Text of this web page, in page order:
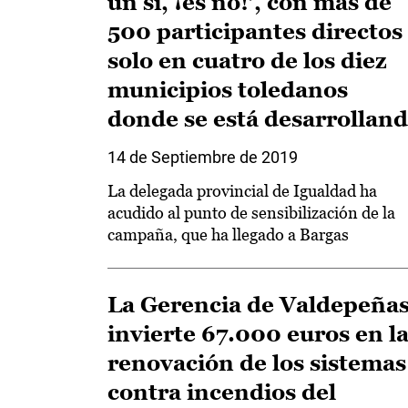
500 participantes directos
solo en cuatro de los diez
municipios toledanos
donde se está
14 de Septiembre de 2019
La delegada provincial de Igualdad ha
acudido al punto de sensibilización de la
campaña, que ha llegado a Bargas
La Gerencia de
invierte 67.000 euros en la
renovación de los sistemas
contra incendios del